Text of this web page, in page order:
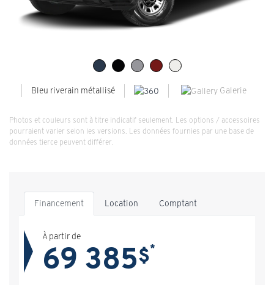
Bleu riverain métallisé Galerie
Photos et couleurs sont à titre indicatif seulement. Les options / accessoires
pourraient varier selon les versions. Les données fournies par une base de
données tierce peuvent différer.
Financement Location Comptant
À partir de
69 385$*